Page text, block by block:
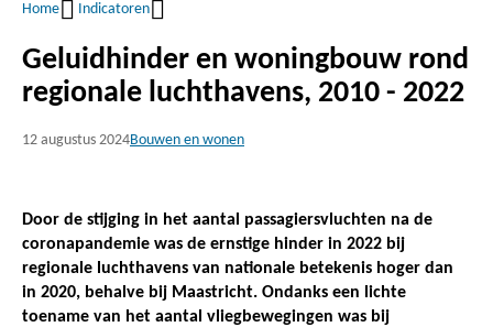
Kruimelpad
Home Indicatoren
Geluidhinder en woningbouw rond
regionale luchthavens, 2010 - 2022
12 augustus 2024Bouwen en wonen
Door de stijging in het aantal passagiersvluchten na de
coronapandemie was de ernstige hinder in 2022 bij
regionale luchthavens van nationale betekenis hoger dan
in 2020, behalve bij Maastricht. Ondanks een lichte
toename van het aantal vliegbewegingen was bij